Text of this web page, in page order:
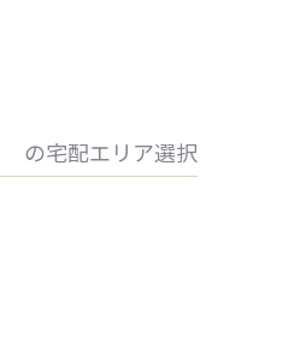
の宅配エリア選択